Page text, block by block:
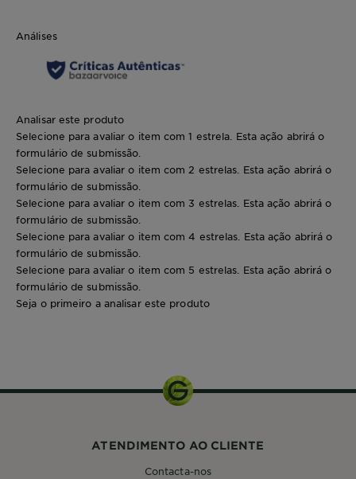
Análises
Analisar este produto
Selecione para avaliar o item com 1 estrela. Esta ação abrirá o
formulário de submissão.
Selecione para avaliar o item com 2 estrelas. Esta ação abrirá o
formulário de submissão.
Selecione para avaliar o item com 3 estrelas. Esta ação abrirá o
formulário de submissão.
Selecione para avaliar o item com 4 estrelas. Esta ação abrirá o
formulário de submissão.
Selecione para avaliar o item com 5 estrelas. Esta ação abrirá o
formulário de submissão.
Seja o primeiro a analisar este produto
ATENDIMENTO AO CLIENTE
Contacta-nos